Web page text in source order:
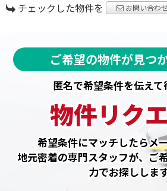
チェックした物件を お問い合わ
ご希望の物件が見つ
匿名で希望条件を伝え
物件リク
希望条件にマッチしたらメ
地元密着の専門スタッフが、ご
力でお探ししま